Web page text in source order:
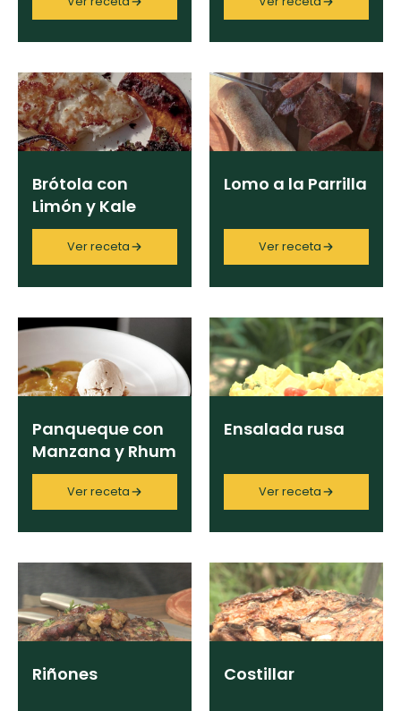
Limpiar
Brótola con
Limón y Kale
Asado
Ver receta
Lomo a la Parrilla
Ver receta
Panqueque con
Manzana y Rhum
Ver receta
Ensalada rusa
Ver receta
Riñones Costillar